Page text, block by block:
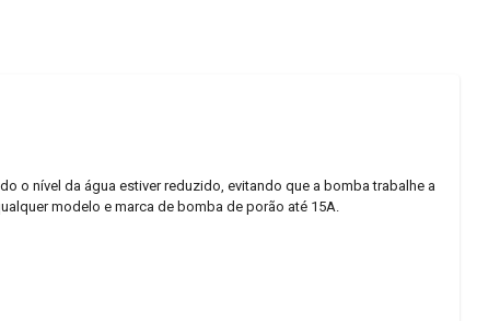
o nível da água estiver reduzido, evitando que a bomba trabalhe a
modelo e marca de bomba de porão até 15A.